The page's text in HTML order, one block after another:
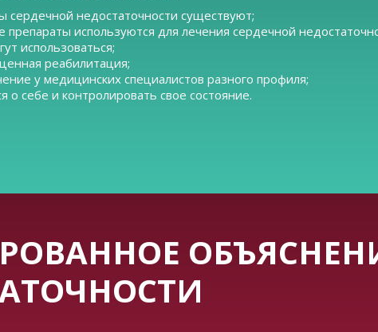
сердечной недостаточности существуют;
препараты используются для лечения сердечной
использоваться;
реабилитация;
у медицинских специалистов разного профиля;
о себе и контролировать свое состояние.